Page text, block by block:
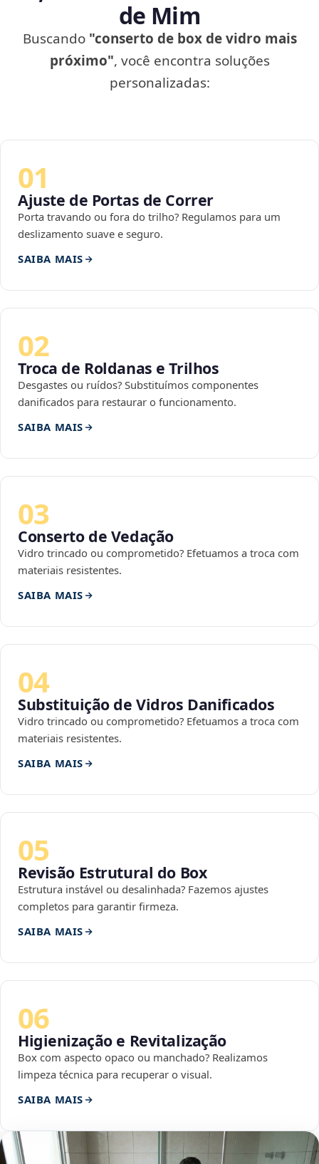
de Mim
Buscando "conserto de box de vidro mais
próximo", você encontra soluções
personalizadas:
01
Ajuste de Portas de Correr
Porta travando ou fora do trilho? Regulamos para um
deslizamento suave e seguro.
SAIBA MAIS
02
Troca de Roldanas e Trilhos
Desgastes ou ruídos? Substituímos componentes
danificados para restaurar o funcionamento.
SAIBA MAIS
03
Conserto de Vedação
Vidro trincado ou comprometido? Efetuamos a troca com
materiais resistentes.
SAIBA MAIS
04
Substituição de Vidros Danificados
Vidro trincado ou comprometido? Efetuamos a troca com
materiais resistentes.
SAIBA MAIS
05
Revisão Estrutural do Box
Estrutura instável ou desalinhada? Fazemos ajustes
completos para garantir firmeza.
SAIBA MAIS
06
Higienização e Revitalização
Box com aspecto opaco ou manchado? Realizamos
limpeza técnica para recuperar o visual.
SAIBA MAIS